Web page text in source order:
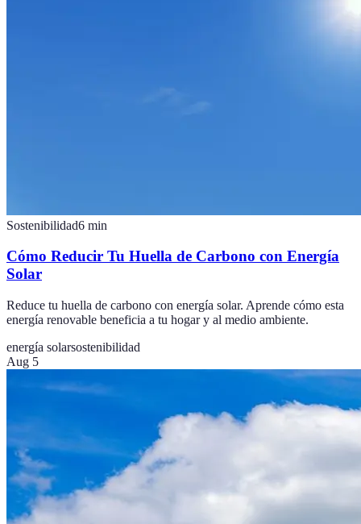
Sostenibilidad6 min
Cómo Reducir Tu Huella de Carbono con Energía
Solar
Reduce tu huella de carbono con energía solar. Aprende cómo esta
energía renovable beneficia a tu hogar y al medio ambiente.
energía solarsostenibilidad
Aug 5